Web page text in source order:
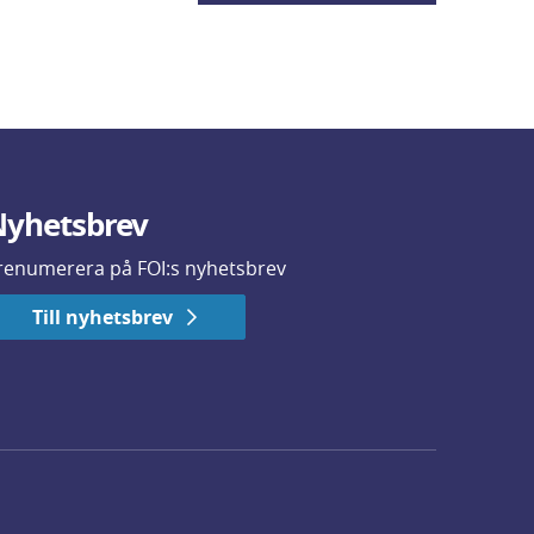
på FOI:s nyhetsbrev
Till nyhetsbrev